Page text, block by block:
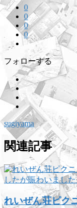
0
0
0
0
フォローする
sugiyama
関連記事
れいぜん荘ピク